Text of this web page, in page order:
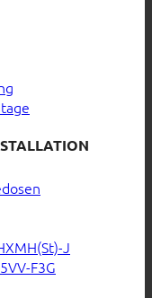
J
F3G